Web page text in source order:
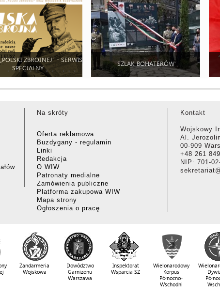
ZBROJNEJ” - SERWIS
SPECJALNY
SZLAK BOHATERÓW
Na skróty
Oferta reklamowa
Buzdygany - regulamin
Linki
Redakcja
O WIW
Patronaty medialne
Zamówienia publiczne
Platforma zakupowa WIW
Mapa strony
Ogłoszenia o pracę
Kontakt
Wojskowy
Al.
00-909
+48 261
NIP: 701-
Żandarmeria
Wojskowa
Dowództwo
Garnizonu
Warszawa
Inspektorat
Wsparcia SZ
Wielonarodowy
Korpus
Północno-
Wschodni